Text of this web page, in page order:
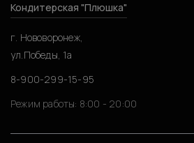
Кондитерская "Плюшка"
г. Нововоронеж,
ул.Победы, 1а
8-900-299-15-95
Режим работы: 8:00 - 20:00